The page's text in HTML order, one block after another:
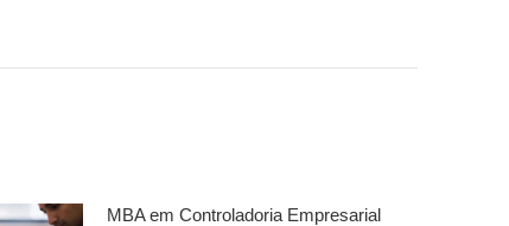
MBA em Controladoria Empresarial